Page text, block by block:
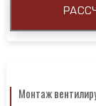
Монтаж